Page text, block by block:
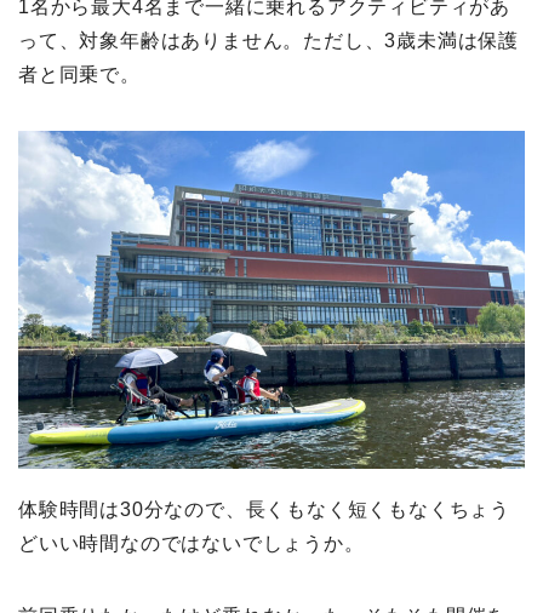
1名から最大4名まで一緒に乗れるアクティビティがあ
って、対象年齢はありません。ただし、3歳未満は保護
者と同乗で。
体験時間は30分なので、長くもなく短くもなくちょう
どいい時間なのではないでしょうか。